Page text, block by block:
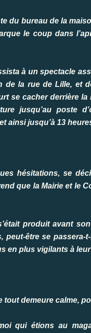
du bureau de la
le coup dans
à un spectacle
de la rue de Lille, et
se cacher derrière la
jusqu’au poste
et ainsi jusqu’à 13
hésitations, se
que la Mairie et le
produit avant
peut-être se
en plus vigilants à
tout demeure calme,
qui étions au